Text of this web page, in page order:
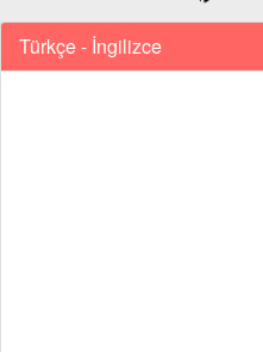
Türkçe - İngilizce